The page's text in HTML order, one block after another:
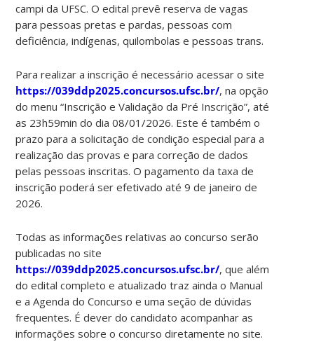
campi da UFSC. O edital prevê reserva de vagas
para pessoas pretas e pardas, pessoas com
deficiência, indígenas, quilombolas e pessoas trans.
Para realizar a inscrição é necessário acessar o site
https://039ddp2025.concursos.ufsc.br/, na opção
do menu “Inscrição e Validação da Pré Inscrição”, até
as 23h59min do dia 08/01/2026. Este é também o
prazo para a solicitação de condição especial para a
realização das provas e para correção de dados
pelas pessoas inscritas. O pagamento da taxa de
inscrição poderá ser efetivado até 9 de janeiro de
2026.
Todas as informações relativas ao concurso serão
publicadas no site
https://039ddp2025.concursos.ufsc.br/, que além
do edital completo e atualizado traz ainda o Manual
e a Agenda do Concurso e uma seção de dúvidas
frequentes. É dever do candidato acompanhar as
informações sobre o concurso diretamente no site.